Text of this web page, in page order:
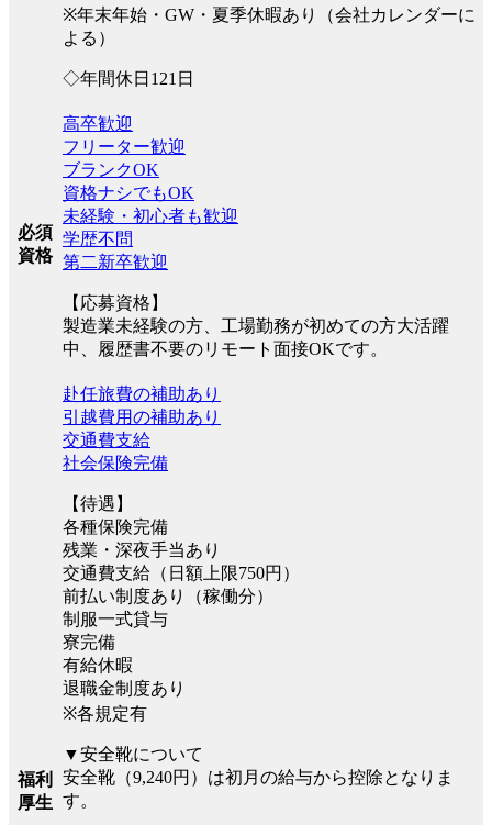
※年末年始・GW・夏季休暇あり（会社カレンダーに
よる）
◇年間休日121日
必須
資格
高卒歓迎
フリーター歓迎
ブランクOK
資格ナシでもOK
未経験・初心者も歓迎
学歴不問
第二新卒歓迎
【応募資格】
製造業未経験の方、工場勤務が初めての方大活躍
中、履歴書不要のリモート面接OKです。
福利
厚生
赴任旅費の補助あり
引越費用の補助あり
交通費支給
社会保険完備
【待遇】
各種保険完備
残業・深夜手当あり
交通費支給（日額上限750円）
前払い制度あり（稼働分）
制服一式貸与
寮完備
有給休暇
退職金制度あり
※各規定有
▼安全靴について
安全靴（9,240円）は初月の給与から控除となりま
す。